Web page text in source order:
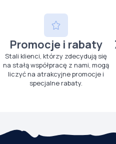
Promocje i rabaty
Stali klienci, którzy zdecydują się
na stałą współpracę z nami, mogą
liczyć na atrakcyjne promocje i
specjalne rabaty.